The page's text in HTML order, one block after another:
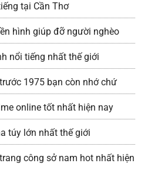
tại Cần Thơ
hình giúp đỡ người nghèo
nổi tiếng nhất thế giới
1975 bạn còn nhớ chứ
online tốt nhất hiện nay
túy lớn nhất thế giới
công sở nam hot nhất hiện